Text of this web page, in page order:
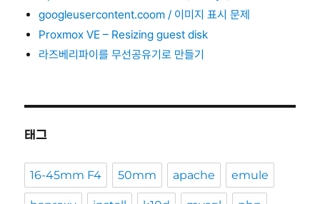
googleusercontent.coom / 이미지 표시 문제
Proxmox VE – Resizing guest disk
라즈베리파이를 무선공유기로 만들기
태그
16-45mm F4 50mm apache emule